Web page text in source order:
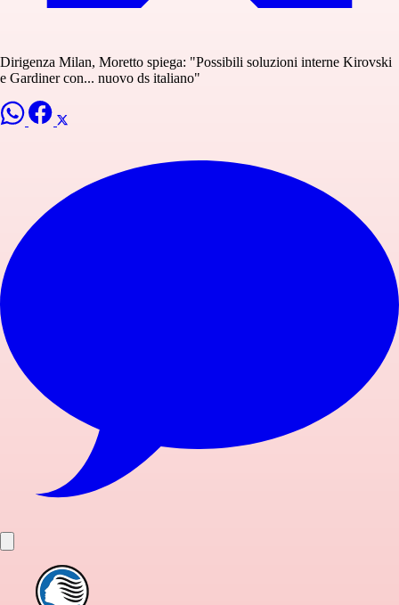
Dirigenza Milan, Moretto spiega: "Possibili soluzioni interne Kirovski
e Gardiner con... nuovo ds italiano"